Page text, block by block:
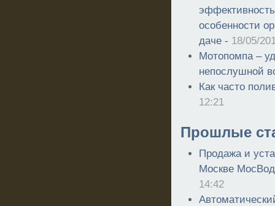
особенности
даче - 18/05/
Мотопомпа –
непослушной
Как часто
12:21
Прошлые
Продажа и
Москве
14:42